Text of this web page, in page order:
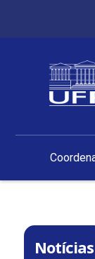
Notícias